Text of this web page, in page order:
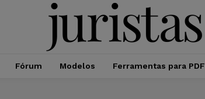
Fórum Modelos Ferramentas para PDF